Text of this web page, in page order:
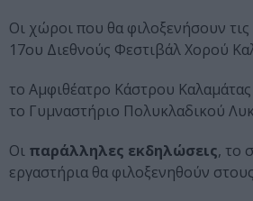
Οι χώροι που θα φιλοξενήσουν
17ου Διεθνούς Φεστιβάλ Χορού
το Αμφιθέατρο Κάστρου Καλαμάτας
το Γυμναστήριο Πολυκλαδικού
Οι παράλληλες εκδηλώσεις, το
εργαστήρια θα φιλοξενηθούν